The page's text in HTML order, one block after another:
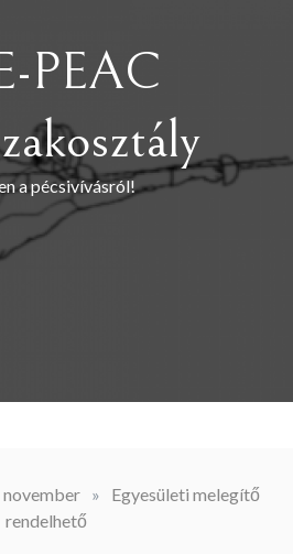
PEAC
a pécsivívásról!
november »
Egyesületi melegítő
rendelhető